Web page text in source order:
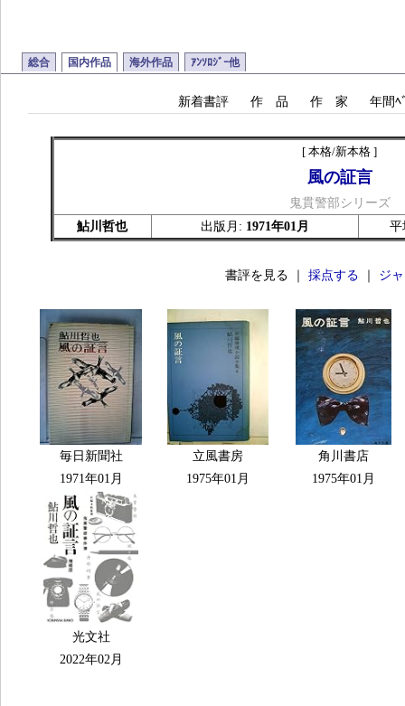
総合 国内作品 海外作品 ｱﾝｿﾛｼﾞｰ他
新着書評 作 品 作 家 年間ﾍ
[ 本格/新本格 ]
風の証言
鬼貫警部シリーズ
鮎川哲也
出版月: 1971年01月
書評を見る ｜ 採点する ジ
毎日新聞社
1971年01月
立風書房
1975年01月
角川書店
1975年01月
光文社
2022年02月